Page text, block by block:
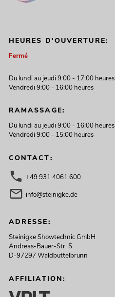
HEURES D'OUVERTURE:
Fermé
Du lundi au jeudi 9:00 - 17:00 heures
Vendredi 9:00 - 16:00 heures
RAMASSAGE:
Du lundi au jeudi 9:00 - 16:00 heures
Vendredi 9:00 - 15:00 heures
CONTACT:
+49 931 4061 600
info@steinigke.de
ADRESSE:
Steinigke Showtechnic GmbH
Andreas-Bauer-Str. 5
D-97297 Waldbüttelbrunn
AFFILIATION: